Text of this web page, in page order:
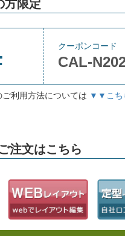
方限定
クーポンコード
CAL-
利用方法については ▼▼こ
注文はこちら